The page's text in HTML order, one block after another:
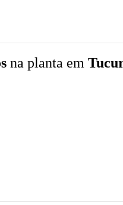
na planta em